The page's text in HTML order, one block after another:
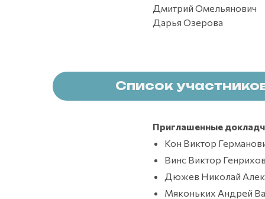
Дмитрий Омельянович
Дарья Озерова
Список
Приглашенные
Кон Виктор
Винс Виктор
Дюжев Николай
Мяконьких Андрей